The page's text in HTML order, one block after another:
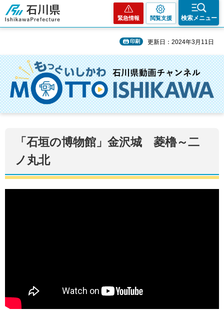
石川県
緊急情報 閲覧支援 検索メニュー
印刷 更新日：2024年3月11日
「石垣の博物館」金沢城 菱櫓～二
ノ丸北